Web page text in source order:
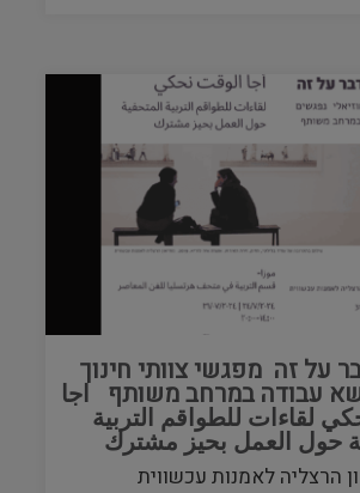
על זה מפגשי צוותי חינוך
עבודה במרחב משותף اجا
لقاءات للطواقم التربية
حول العمل بحيز مشترك
הרצליה לאמנות עכשווית